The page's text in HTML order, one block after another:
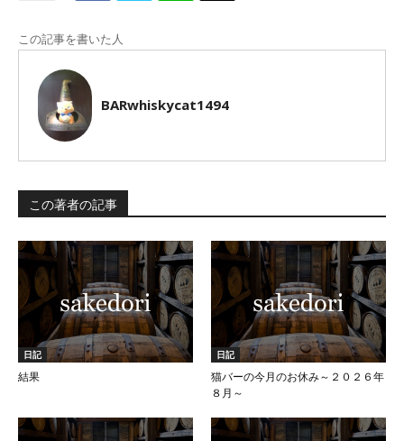
この記事を書いた人
BARwhiskycat1494
この著者の記事
日記
結果
日記
猫バーの今月のお休み～２０２６年
８月～